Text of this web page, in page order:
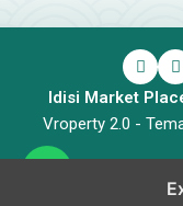
secara […]
Idisi Market
Vroperty 2.0 -